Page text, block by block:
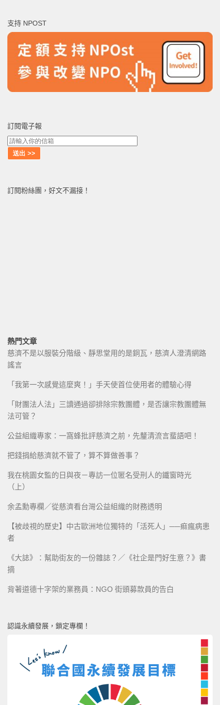
字:
支持 NPOST
訂閱電子報
訂閱粉絲團，好文不漏接！
熱門文章
慈濟不是以服裝分階級、靜思堂用的是銅瓦，慈濟人澄清網路
謠言
「我第一次感覺這麼爽！」手天使首位使用者的體驗心得
「財團法人法」三讀通過卻排除宗教團體，是否讓宗教團體無
法可管？
公益組織專家：一窩蜂批評慈濟之前，先釐清流言蜚語吧！
把錢捐給慈濟就不管了，算不算做善事？
我在桃園女監的日與夜－專訪一位匿名受刑人的鐵窗時光
（上）
余孟勳專欄／從慈濟看台灣公益組織的財務透明
【被歧視的歷史】中古歐洲地位獨特的「活死人」──痲瘋病患
者
《大誌》：幫助街友的一份雜誌？／《社企是門好生意？》書
摘
背著道德十字架的業務員：NGO 街頭募款員的告白
認識永續發展，鎖定專欄！